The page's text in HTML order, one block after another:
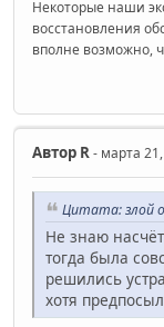
Некоторые наши
восстановления
вполне возможно,
Автор R- марта
Цитата: злой
Не знаю
тогда была
решились
хотя